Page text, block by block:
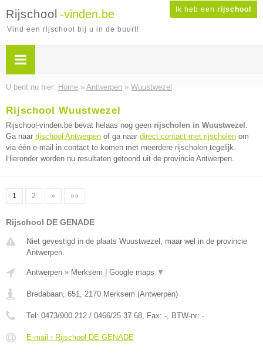
Ik heb een rijschool
Rijschool -vinden.be
Vind een rijschool bij u in de buurt!
U bent nu hier: Home » Antwerpen » Wuustwezel
Rijschool Wuustwezel
Rijschool-vinden.be bevat helaas nog geen rijscholen in Wuustwezel .
Ga naar rijschool Antwerpen of ga naar direct contact met rijscholen om
via één e-mail in contact te komen met meerdere rijscholen tegelijk.
Hieronder worden nu resultaten getoond uit de provincie Antwerpen.
1 2 » »»
Rijschool DE GENADE
Niet gevestigd in de plaats Wuustwezel, maar wel in de provincie
Antwerpen.
Antwerpen » Merksem Google maps ▼
Bredabaan, 651, 2170 Merksem (Antwerpen)
Tel: 0473/900 212 / 0466/25 37 68, Fax: -, BTW-nr: -
E-mail › Rijschool DE GENADE